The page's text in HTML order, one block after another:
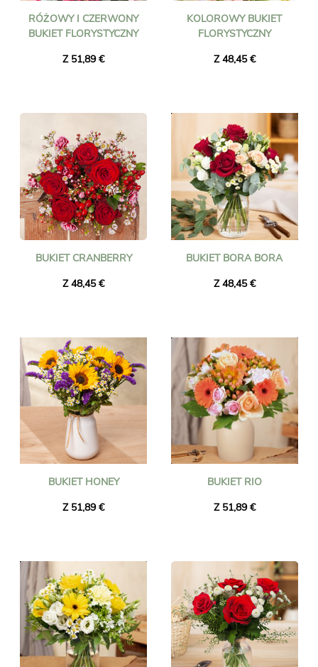
RÓŻOWY I CZERWONY
BUKIET FLORYSTYCZNY
Z 51,89 €
KOLOROWY BUKIET
FLORYSTYCZNY
Z 48,45 €
BUKIET CRANBERRY
Z 48,45 €
BUKIET BORA BORA
Z 48,45 €
BUKIET HONEY
Z 51,89 €
BUKIET RIO
Z 51,89 €